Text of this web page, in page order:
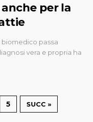
per la
passa
vera e propria ha
5 SUCC »